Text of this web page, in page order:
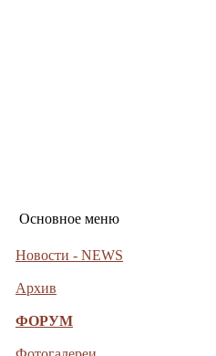
Основное меню
Новости - NEWS
Архив
ФОРУМ